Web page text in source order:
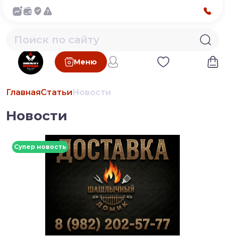
Меню
ГлавнаяСтатьиНовости
Новости
Супер новость